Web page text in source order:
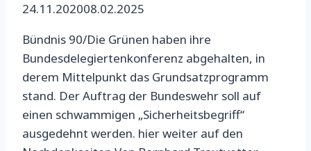
24.11.202008.02.2025
Bündnis 90/Die Grünen haben ihre
Bundesdelegiertenkonferenz abgehalten, in
derem Mittelpunkt das Grundsatzprogramm
stand. Der Auftrag der Bundeswehr soll auf
einen schwammigen „Sicherheitsbegriff“
ausgedehnt werden. hier weiter auf den